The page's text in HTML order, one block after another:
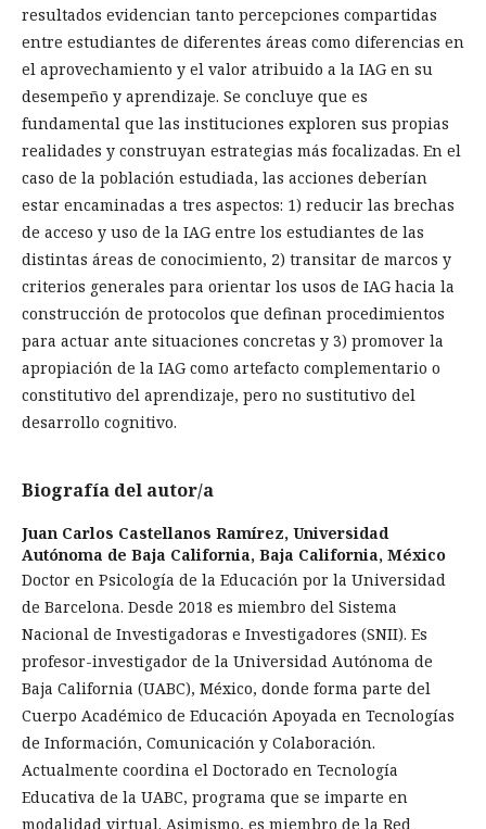
resultados evidencian tanto percepciones compartidas
entre estudiantes de diferentes áreas como diferencias en
el aprovechamiento y el valor atribuido a la IAG en su
desempeño y aprendizaje. Se concluye que es
fundamental que las instituciones exploren sus propias
realidades y construyan estrategias más focalizadas. En el
caso de la población estudiada, las acciones deberían
estar encaminadas a tres aspectos: 1) reducir las brechas
de acceso y uso de la IAG entre los estudiantes de las
distintas áreas de conocimiento, 2) transitar de marcos y
criterios generales para orientar los usos de IAG hacia la
construcción de protocolos que definan procedimientos
para actuar ante situaciones concretas y 3) promover la
apropiación de la IAG como artefacto complementario o
constitutivo del aprendizaje, pero no sustitutivo del
desarrollo cognitivo.
Biografía del autor/a
Juan Carlos Castellanos Ramírez, Universidad
Autónoma de Baja California, Baja California, México
Doctor en Psicología de la Educación por la Universidad
de Barcelona. Desde 2018 es miembro del Sistema
Nacional de Investigadoras e Investigadores (SNII). Es
profesor-investigador de la Universidad Autónoma de
Baja California (UABC), México, donde forma parte del
Cuerpo Académico de Educación Apoyada en Tecnologías
de Información, Comunicación y Colaboración.
Actualmente coordina el Doctorado en Tecnología
Educativa de la UABC, programa que se imparte en
modalidad virtual. Asimismo, es miembro de la Red